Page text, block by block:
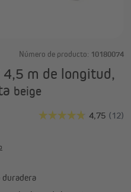
Número de producto: 10180074
m de longitud,
beige
duradera